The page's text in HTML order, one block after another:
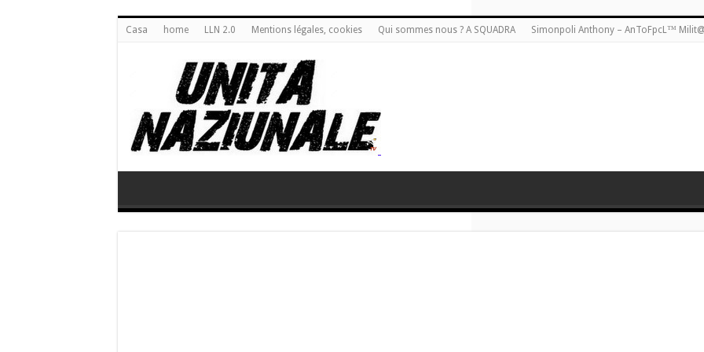
Casa home LLN 2.0 Mentions légales, cookies Qui sommes nous ? A SQUADRA Simonpoli Anthony – AnToFpcL™